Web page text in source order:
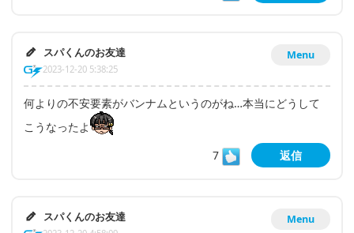
Menu
スパくんのお友達
2023-12-20 5:38:25
何よりの不安要素がバンナムというのがね…本当にどうして
こうなったよ
7
返信
Menu
スパくんのお友達